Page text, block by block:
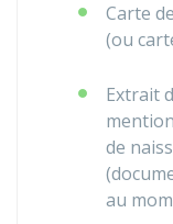
Carte
(ou
Extrait
de
au